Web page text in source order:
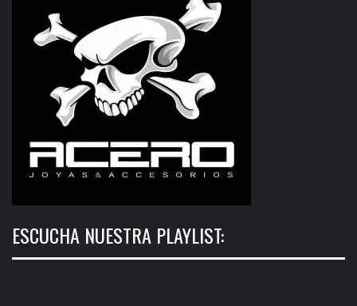
ESCUCHA NUESTRA PLAYLIST: